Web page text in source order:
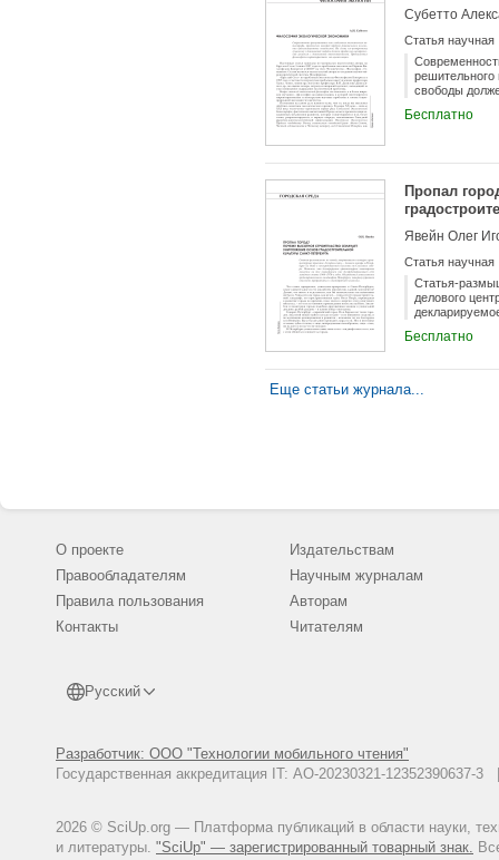
Субетто
Статья научная
свободы
Бесплатно
Пропал
Явейн Олег
Статья научная
Статья-
делового
которому
Бесплатно
Еще статьи журнала...
О проекте
Правообладателям
Правила пользования
Контакты
Русский
Разработчик: ООО "Технологии мобильного чтения"
Государственная аккредитация IT: АО-20230321-
2026 © SciUp.org — Платформа публикаций в области науки,
и литературы. "SciUp" — зарегистрированный товарный знак.
Издательствам
Научным журналам
Авторам
Читателям